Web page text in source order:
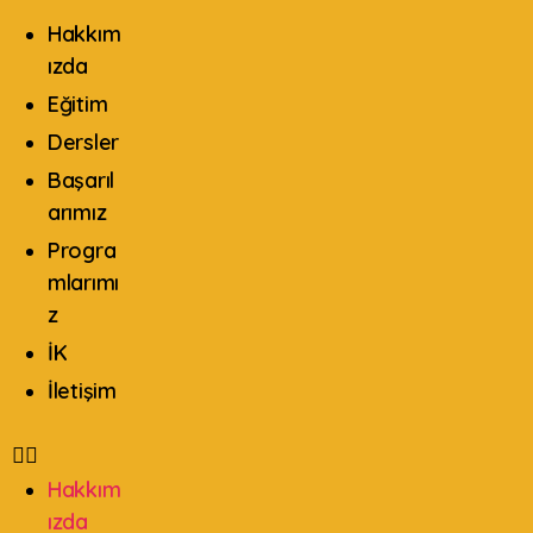
Hakkım
ızda
Eğitim
Dersler
Başarıl
arımız
Progra
mlarımı
z
İK
İletişim
Hakkım
ızda